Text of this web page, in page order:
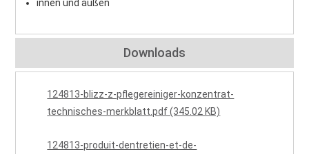
innen und außen
Downloads
124813-blizz-z-pflegereiniger-konzentrat-
technisches-merkblatt.pdf (345.02 KB)
124813-produit-dentretien-et-de-